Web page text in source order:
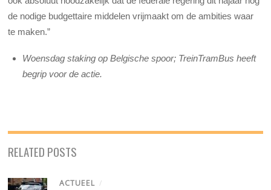
de nodige budgettaire middelen vrijmaakt om de ambities waar
te maken.”
Woensdag staking op Belgische spoor; TreinTramBus heeft
begrip voor de actie.
RELATED POSTS
ACTUEEL /